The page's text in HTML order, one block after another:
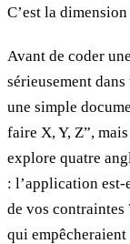
C’est la
Avant de coder
sérieusement dans
une simple
faire X, Y, Z”,
explore quatre
: l’application
de vos
qui